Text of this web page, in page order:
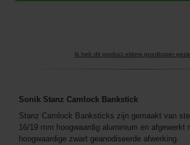
Ik heb dit product elders goedkoper
Sonik Stanz Camlock Bankstick
Stanz Camlock Banksticks zijn gemaakt van
16/19 mm hoogwaardig aluminium en afgewerkt
hoogwaardige zwart geanodiseerde afwerking.